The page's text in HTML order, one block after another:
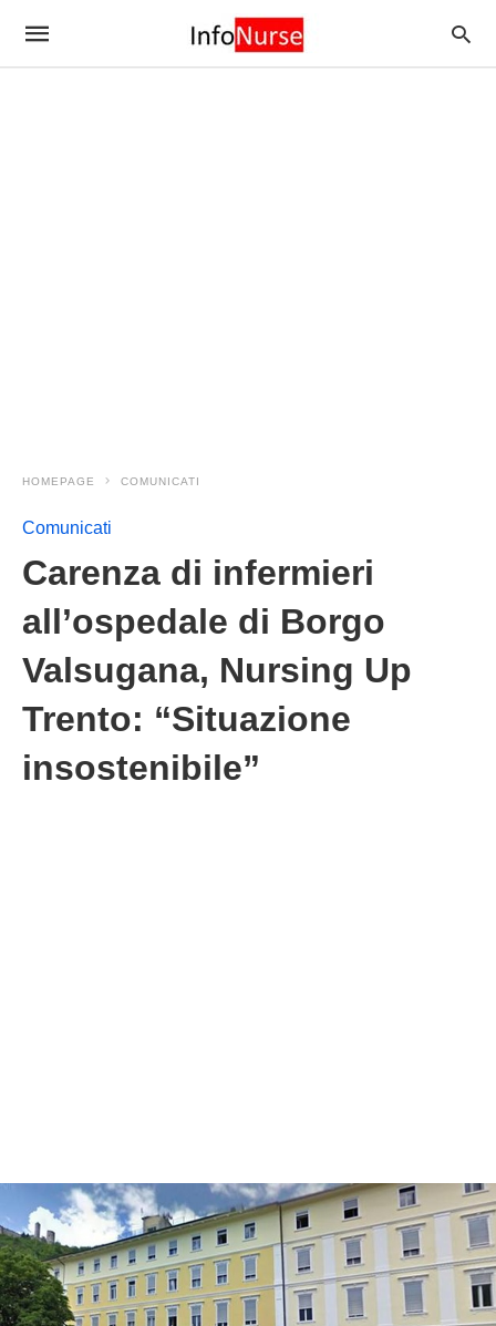
HOMEPAGE COMUNICATI
Comunicati
Carenza di infermieri
all’ospedale di Borgo
Valsugana, Nursing Up
Trento: “Situazione
insostenibile”